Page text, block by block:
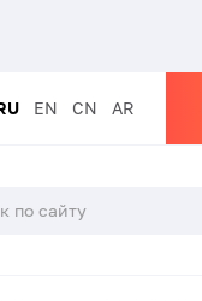
EN CN AR